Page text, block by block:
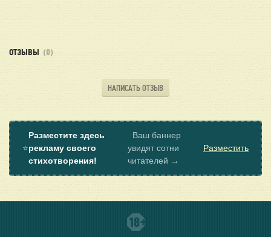
ОТЗЫВЫ (0)
НАПИСАТЬ ОТЗЫВ
⭐
Разместите здесь
рекламу своего
стихотворения!
Ваш баннер
увидят сотни
читателей →
Разместить